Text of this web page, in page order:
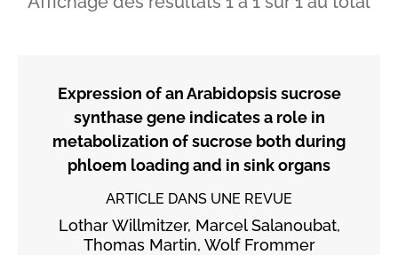
Expression of an Arabidopsis sucrose
synthase gene indicates a role in
metabolization of sucrose both during
phloem loading and in sink organs
ARTICLE DANS UNE REVUE
Lothar Willmitzer, Marcel Salanoubat,
Thomas Martin, Wolf Frommer